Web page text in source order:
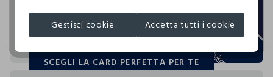
3 specifici indici consentono di scoprire, per ogni capo,
MADE IN CHINA
speciali i tuoi acquisti: ti aspettano vantaggi, promozioni e
sorprese pensate solo per te tutto l'anno!
SCEGLI LA CARD PERFETTA PER TE
SCEGLI LA CARD PERFETTA PER TE
Gestisci cookie Accetta tutti i cookie